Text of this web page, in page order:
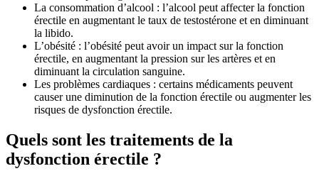
La consommation d’alcool : l’alcool peut affecter la fonction
érectile en augmentant le taux de testostérone et en diminuant
la libido.
L’obésité : l’obésité peut avoir un impact sur la fonction
érectile, en augmentant la pression sur les artères et en
diminuant la circulation sanguine.
Les problèmes cardiaques : certains médicaments peuvent
causer une diminution de la fonction érectile ou augmenter les
risques de dysfonction érectile.
Quels sont les traitements de la
dysfonction érectile ?